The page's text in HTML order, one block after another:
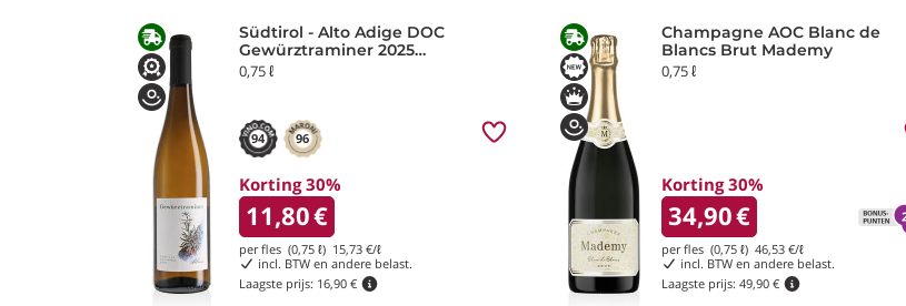
Südtirol - Alto Adige DOC
Gewürztraminer 2025
Blumenfeld
0,75 ℓ
94 96
Korting 30%
11,80€
per fles (0,75 ℓ) 15,73 €/ℓ
incl. BTW en andere belast.
Laagste prijs: 16,90 €
Champagne AOC Blanc de
Blancs Brut Mademy
0,75 ℓ
Korting 30%
34,90€
per fles (0,75 ℓ) 46,53 €/ℓ
incl. BTW en andere belast.
Laagste prijs: 49,90 €